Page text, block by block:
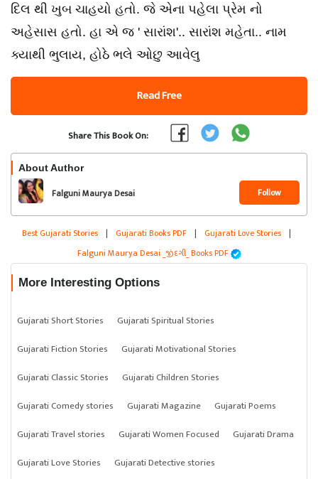
દિલ થી ખુબ ચાહયો હતો. જે એના પહેલા પ્રેમ નો
અહેસાસ હતો. હા એ જ ' સારાંશ'.. સારાંશ મહેતા.. નામ
ક્યાથી ભુલાય, હોઠે ભલે ઓછુ આવેલુ
Read Free
Share This Book On:
About Author
Falguni Maurya Desai
_જીંદગી_
Follow
Best Gujarati Stories | Gujarati Books PDF | Gujarati Love Stories |
Falguni Maurya Desai _જીંદગી_ Books PDF
More Interesting Options
Gujarati Short Stories
Gujarati Spiritual Stories
Gujarati Fiction Stories
Gujarati Motivational Stories
Gujarati Classic Stories
Gujarati Children Stories
Gujarati Comedy stories
Gujarati Magazine
Gujarati Poems
Gujarati Travel stories
Gujarati Women Focused
Gujarati Drama
Gujarati Love Stories
Gujarati Detective stories